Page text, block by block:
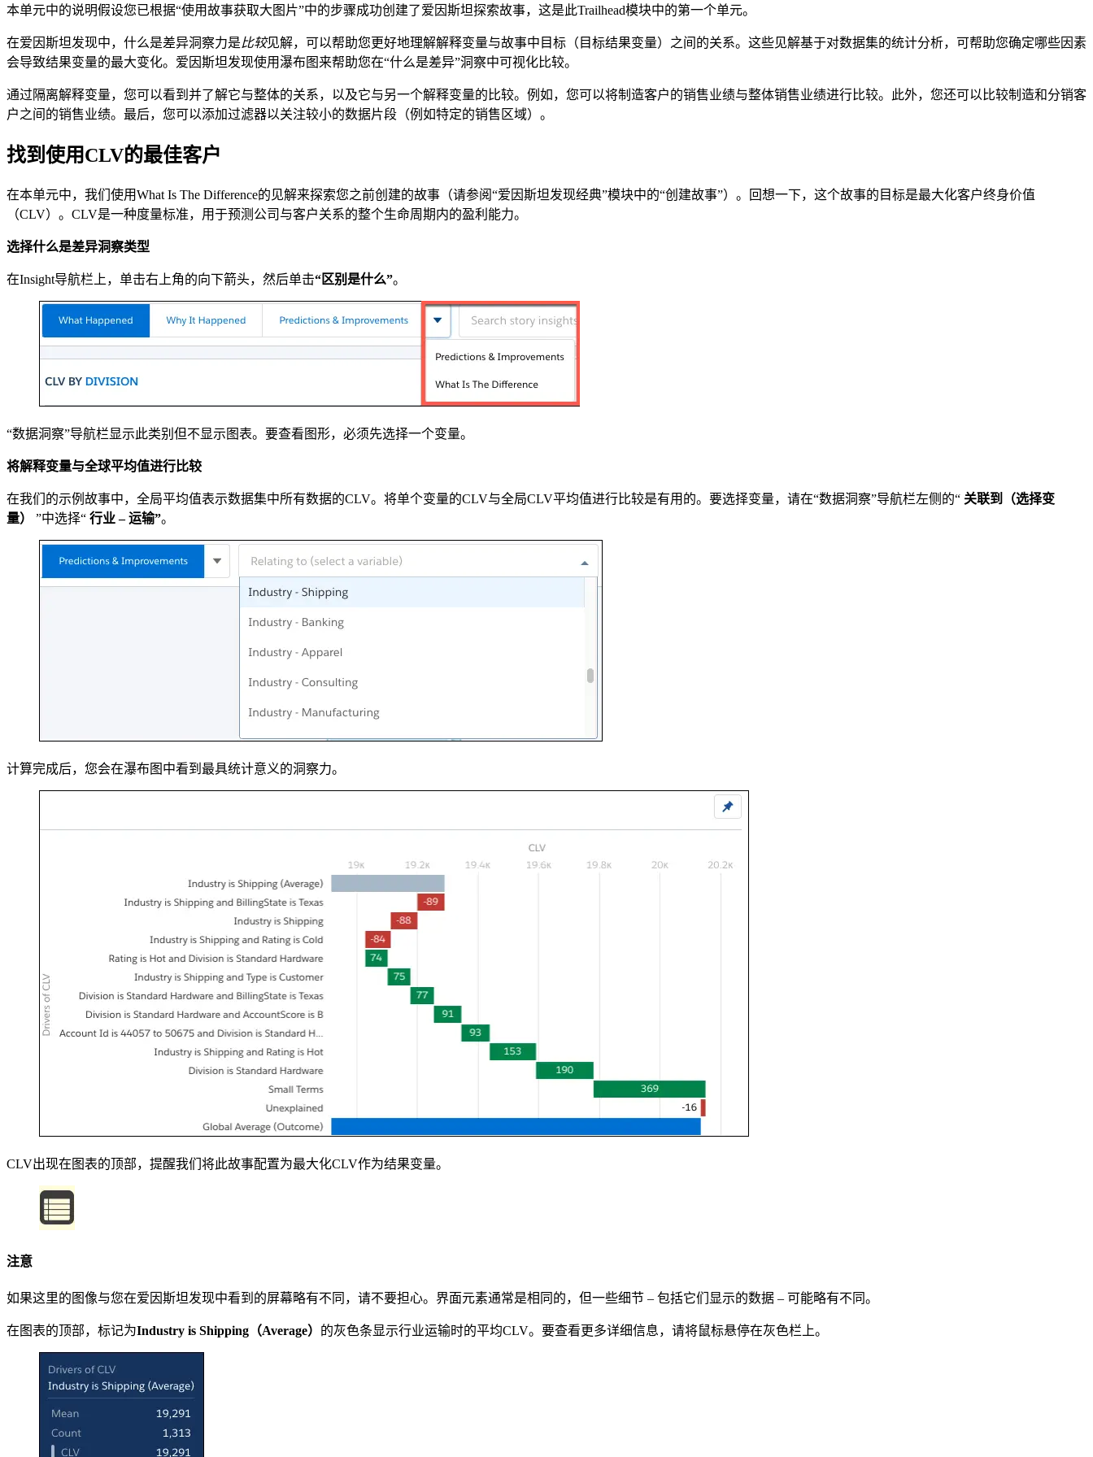
本单元中的说明假设您已根据“使用故事获取大图片”中的步骤成功创建了爱因斯坦探索故事，这是此Trailhead模块中的第一个单元。
在爱因斯坦发现中，什么是差异洞察力是比较见解，可以帮助您更好地理解解释变量与故事中目标（目标结果变量）之间的关系。这些见解基于对数据集的统计分析，可帮助您确定哪些因素
会导致结果变量的最大变化。爱因斯坦发现使用瀑布图来帮助您在“什么是差异”洞察中可视化比较。
通过隔离解释变量，您可以看到并了解它与整体的关系，以及它与另一个解释变量的比较。例如，您可以将制造客户的销售业绩与整体销售业绩进行比较。此外，您还可以比较制造和分销客
户之间的销售业绩。最后，您可以添加过滤器以关注较小的数据片段（例如特定的销售区域）。
找到使用CLV的最佳客户
在本单元中，我们使用What Is The Difference的见解来探索您之前创建的故事（请参阅“爱因斯坦发现经典”模块中的“创建故事”）。回想一下，这个故事的目标是最大化客户终身价值
（CLV）。CLV是一种度量标准，用于预测公司与客户关系的整个生命周期内的盈利能力。
选择什么是差异洞察类型
在Insight导航栏上，单击右上角的向下箭头，然后单击“区别是什么”。
“数据洞察”导航栏显示此类别但不显示图表。要查看图形，必须先选择一个变量。
将解释变量与全球平均值进行比较
在我们的示例故事中，全局平均值表示数据集中所有数据的CLV。将单个变量的CLV与全局CLV平均值进行比较是有用的。要选择变量，请在“数据洞察”导航栏左侧的“ 关联到（选择变
量）
”中选择“ 行业 – 运输”。
计算完成后，您会在瀑布图中看到最具统计意义的洞察力。
CLV出现在图表的顶部，提醒我们将此故事配置为最大化CLV作为结果变量。
注意
如果这里的图像与您在爱因斯坦发现中看到的屏幕略有不同，请不要担心。界面元素通常是相同的，但一些细节 – 包括它们显示的数据 – 可能略有不同。
在图表的顶部，标记为Industry is Shipping（Average） 的灰色条显示行业运输时的平均CLV。要查看更多详细信息，请将鼠标悬停在灰色栏上。